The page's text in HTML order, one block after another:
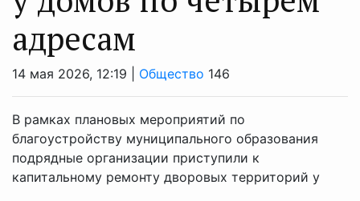
адресам
14 мая 2026, 12:19 | Общество 146
В рамках плановых мероприятий по
благоустройству муниципального образования
подрядные организации приступили к
капитальному ремонту дворовых территорий у